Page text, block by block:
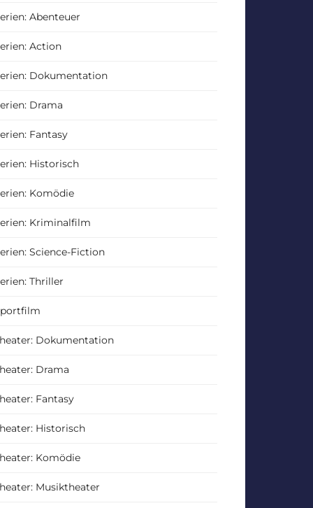
Abenteuer
Action
Dokumentation
Drama
Fantasy
Historisch
Komödie
Kriminalfilm
Science-Fiction
Thriller
Dokumentation
Drama
Fantasy
Historisch
Komödie
Musiktheater